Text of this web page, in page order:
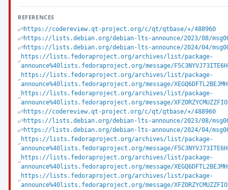
REFERENCES
https://codereview.qt-project.org/c/qt/qtbase/+/488960
https://lists.debian.org/debian-lts-announce/2023/08/
https://lists.debian.org/debian-lts-announce/2024/04/
https://lists.fedoraproject.org/archives/list/package-
announce%40lists.fedoraproject.org/message/
https://lists.fedoraproject.org/archives/list/package-
announce%40lists.fedoraproject.org/message/
https://lists.fedoraproject.org/archives/list/package-
announce%40lists.fedoraproject.org/message/
https://codereview.qt-project.org/c/qt/qtbase/+/488960
https://lists.debian.org/debian-lts-announce/2023/08/
https://lists.debian.org/debian-lts-announce/2024/04/
https://lists.fedoraproject.org/archives/list/package-
announce%40lists.fedoraproject.org/message/
https://lists.fedoraproject.org/archives/list/package-
announce%40lists.fedoraproject.org/message/
https://lists.fedoraproject.org/archives/list/package-
announce%40lists.fedoraproject.org/message/